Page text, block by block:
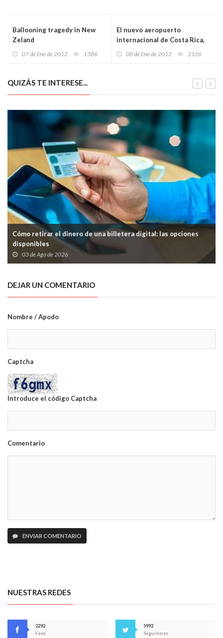
Ballooning tragedy in New
Zeland
07 de Ene de 2012 1386
El nuevo aeropuerto
internacional de Costa Rica,
08 de Ene de 2012 2126
QUIZÁS TE INTERESE...
Cómo retirar el dinero de una billetera digital: las opciones
disponibles
03 de Ago de 2026
DEJAR UN COMENTARIO
Nombre / Apodo
Captcha
Introduce el código Captcha
Comentario
ENVIAR COMENTARIO
NUESTRAS REDES
2292
Fans
5992
Seguidores